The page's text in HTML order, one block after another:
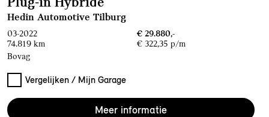
Hedin Automotive Tilburg
03-2022
€ 29.880,-
74.819 km
€ 322,35 p/m
Bovag
Vergelijken / Mijn Garage
Meer informatie